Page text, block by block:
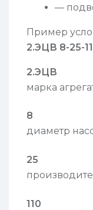
—
Пример
2.ЭЦВ 8-25-
2.ЭЦВ
марка
8
диаметр
25
110